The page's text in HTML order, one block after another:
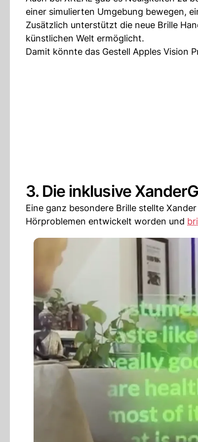
einer simulierten Umgebung bewegen,
Zusätzlich unterstützt die neue Brille
künstlichen Welt ermöglicht.
Damit könnte das Gestell Apples Vision
3. Die inklusive
Eine ganz besondere Brille stellte
Hörproblemen entwickelt worden und